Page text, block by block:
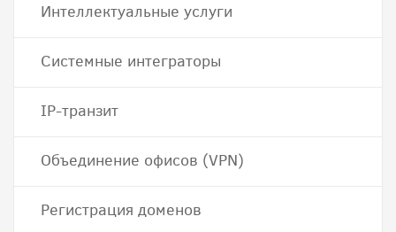
Интеллектуальные услуги
Системные интеграторы
IP-транзит
Объединение офисов (VPN)
Регистрация доменов